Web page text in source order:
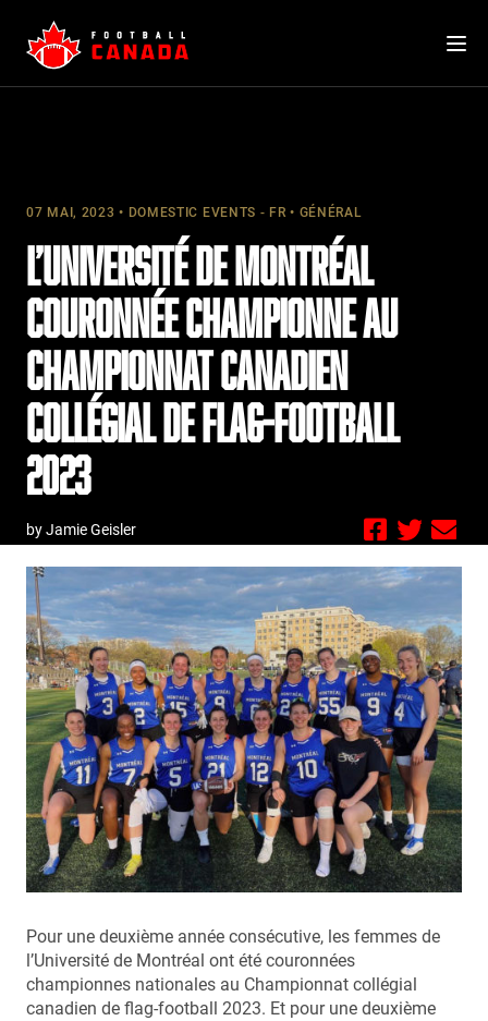
content
07 MAI, 2023 DOMESTIC EVENTS - FR GÉNÉRAL
L’UNIVERSITÉ DE MONTRÉAL
COURONNÉE CHAMPIONNE AU
CHAMPIONNAT CANADIEN
COLLÉGIAL DE FLAG-FOOTBALL
2023
by Jamie Geisler
Pour une deuxième année consécutive, les femmes de
l’Université de Montréal ont été couronnées
championnes nationales au Championnat collégial
canadien de flag-football 2023. Et pour une deuxième